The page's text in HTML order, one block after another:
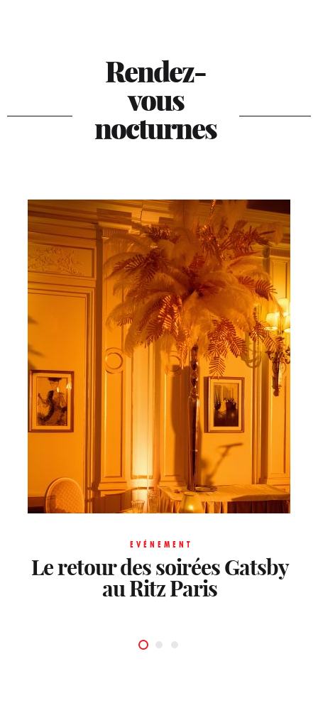
Rendez-
vous
nocturnes
EVÉNEMENT
Le retour des soirées Gatsby
au Ritz Paris